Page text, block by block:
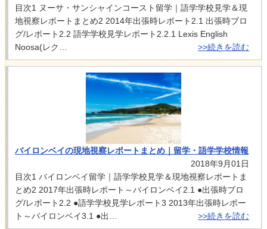
目次1 ヌーサ・サンシャインコースト留学｜語学学校見学＆現
地視察レポートまとめ2 2014年出張時レポート2.1 出張時ブロ
グ/レポート2.2 語学学校見学レポート2.2.1 Lexis English
Noosa(レク…
>>続きを読む
バイロンベイの現地視察レポートまとめ｜留学・語学学校情報
2018年9月01日
目次1 バイロンベイ留学｜語学学校見学＆現地視察レポートま
とめ2 2017年出張時レポート～バイロンベイ2.1 ●出張時ブロ
グ/レポート2.2 ●語学学校見学レポート3 2013年出張時レポー
ト～バイロンベイ3.1 ●出…
>>続きを読む